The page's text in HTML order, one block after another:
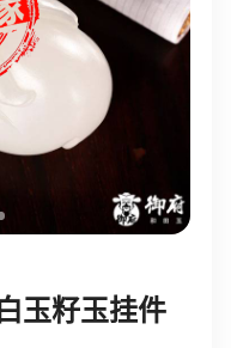
玉籽玉挂件